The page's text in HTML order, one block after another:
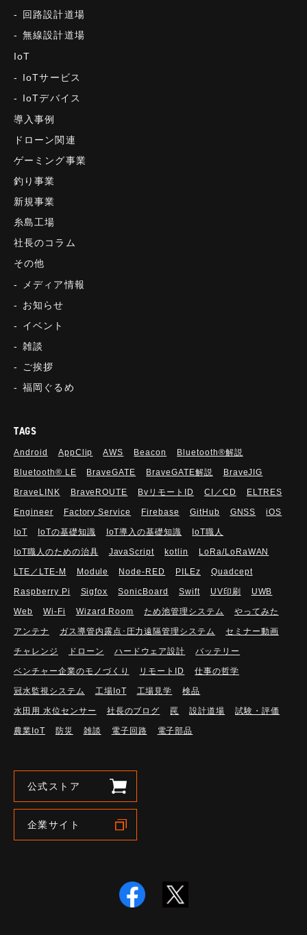
回路設計道場
無線設計道場
IoT
IoTサービス
IoTデバイス
導入事例
ドローン関連
ゲーミング事業
釣り事業
新規事業
糸島工場
社長のコラム
その他
メディア情報
お知らせ
イベント
雑談
ご挨拶
福岡ぐるめ
TAGS
Android AppClip AWS Beacon Bluetooth®解説
Bluetooth®︎ LE BraveGATE BraveGATE解説 BraveJIG
BraveLINK BraveROUTE BvリモートID CI／CD ELTRES
Engineer Factory Service Firebase GitHub GNSS iOS
IoT IoTの基礎知識 IoT導入の基礎知識 IoT職人
IoT職人のための治具 JavaScript kotlin LoRa/LoRaWAN
LTE／LTE-M Module Node-RED PILEz Quadcept
Raspberry Pi Sigfox SonicBoard Swift UV印刷 UWB
Web Wi-Fi Wizard Room ため池管理システム やってみた
アンテナ ガス導管内露点･圧力遠隔管理システム セミナー動画
チャレンジ ドローン ハードウェア設計 バッテリー
ベンチャー企業のモノづくり リモートID 仕事の哲学
冠水監視システム 工場IoT 工場見学 検品
水田用 水位センサー 社長のブログ 罠 設計道場 試験・評価
農業IoT 防災 雑談 電子回路 電子部品
公式ストア
企業サイト